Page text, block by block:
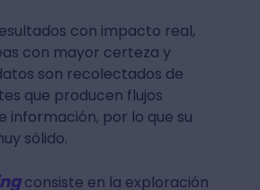
con impacto real,
con mayor certeza y
son recolectados de
que producen flujos
información, por lo que su
sólido.
consiste en la exploración